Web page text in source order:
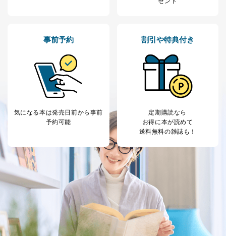
事前予約
気になる本は発売日前から事前
予約可能
割引や特典付き
定期購読なら
お得に本が読めて
送料無料の雑誌も！